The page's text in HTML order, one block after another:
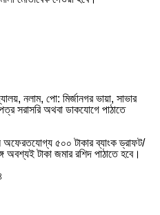
নলাম, পো: মির্জানগর ভায়া, সাভার
সরাসরি অথবা ডাকযোগে পাঠাতে
৫০০ টাকার ব্যাংক ড্রাফট/
টাকা জমার রশিদ পাঠাতে হবে।